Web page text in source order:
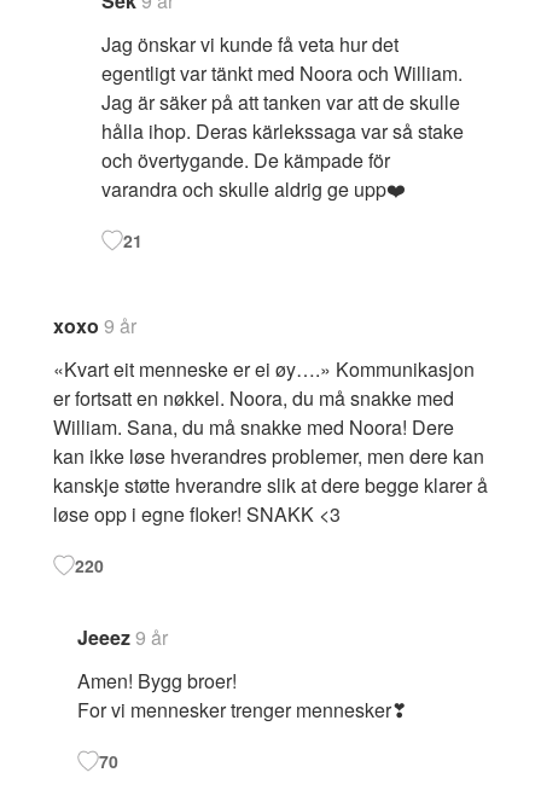
Jag önskar vi kunde få veta hur det
egentligt var tänkt med Noora och William.
Jag är säker på att tanken var att de skulle
hålla ihop. Deras kärlekssaga var så stake
och övertygande. De kämpade för
varandra och skulle aldrig ge upp❤️
21
xoxo 9 år
«Kvart eit menneske er ei øy….» Kommunikasjon
er fortsatt en nøkkel. Noora, du må snakke med
William. Sana, du må snakke med Noora! Dere
kan ikke løse hverandres problemer, men dere kan
kanskje støtte hverandre slik at dere begge klarer å
løse opp i egne floker! SNAKK <3
220
Jeeez9 år
Amen! Bygg broer!
For vi mennesker trenger mennesker❣
70